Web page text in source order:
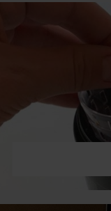
tilbyder gratis
Kæmpe
Der findes så
kan være
nemt ved at
underkategorier:
vielsesringe.
din søgning
som vi
producerer i
indenfor og
år. Det kan ske
glans, men her
underværker.